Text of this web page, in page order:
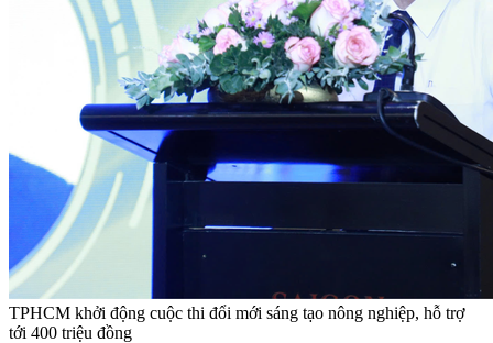
TPHCM khởi động cuộc thi đổi mới sáng tạo nông nghiệp, hỗ trợ
tới 400 triệu đồng